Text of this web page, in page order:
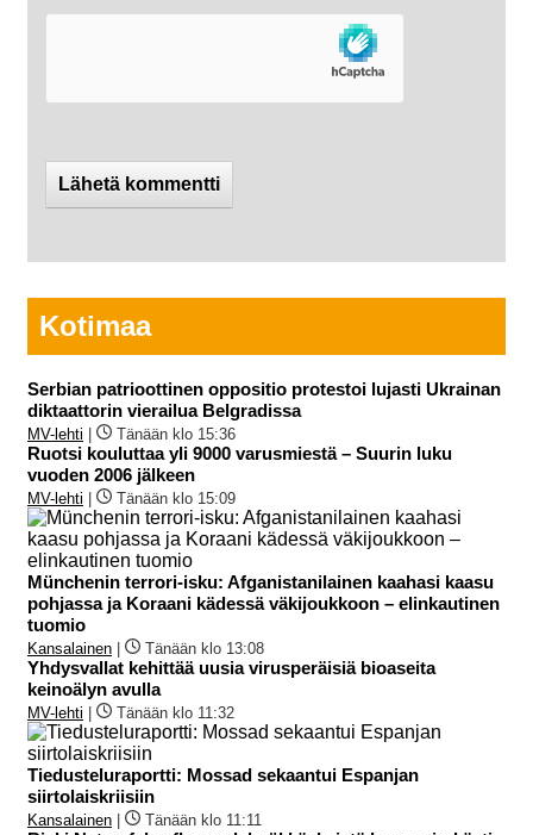
Kotimaa
Serbian patrioottinen oppositio protestoi lujasti Ukrainan
diktaattorin vierailua Belgradissa
MV-lehti Tänään klo 15:36
Ruotsi kouluttaa yli 9000 varusmiestä – Suurin luku
vuoden 2006 jälkeen
MV-lehti Tänään klo 15:09
Münchenin terrori-isku: Afganistanilainen kaahasi kaasu
pohjassa ja Koraani kädessä väkijoukkoon – elinkautinen
tuomio
Kansalainen Tänään klo 13:08
Yhdysvallat kehittää uusia virusperäisiä bioaseita
keinoälyn avulla
MV-lehti Tänään klo 11:32
Tiedusteluraportti: Mossad sekaantui Espanjan
siirtolaiskriisiin
Kansalainen Tänään klo 11:11